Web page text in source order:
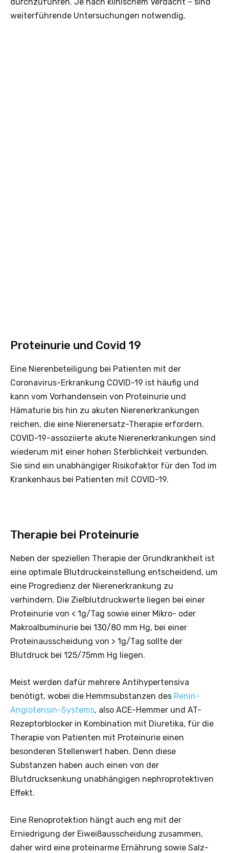
weiterführende Untersuchungen notwendig.
Proteinurie und Covid 19
Eine Nierenbeteiligung bei Patienten mit der
Coronavirus-Erkrankung COVID-19 ist häufig und
kann vom Vorhandensein von Proteinurie und
Hämaturie bis hin zu akuten Nierenerkrankungen
reichen, die eine Nierenersatz-Therapie erfordern.
COVID-19-assoziierte akute Nierenerkrankungen sind
wiederum mit einer hohen Sterblichkeit verbunden.
Sie sind ein unabhängiger Risikofaktor für den Tod im
Krankenhaus bei Patienten mit COVID-19.
Therapie bei Proteinurie
Neben der speziellen Therapie der Grundkrankheit ist
eine optimale Blutdruckeinstellung entscheidend, um
eine Progredienz der Nierenerkrankung zu
verhindern. Die Zielblutdruckwerte liegen bei einer
Proteinurie von < 1g/Tag sowie einer Mikro- oder
Makroalbuminurie bei 130/80 mm Hg, bei einer
Proteinausscheidung von > 1g/Tag sollte der
Blutdruck bei 125/75mm Hg liegen.
Meist werden dafür mehrere Antihypertensiva
benötigt, wobei die Hemmsubstanzen des Renin-
Angiotensin-Systems, also ACE-Hemmer und AT-
Rezeptorblocker in Kombination mit Diuretika, für die
Therapie von Patienten mit Proteinurie einen
besonderen Stellenwert haben. Denn diese
Substanzen haben auch einen von der
Blutdrucksenkung unabhängigen nephroprotektiven
Effekt.
Eine Renoprotektion hängt auch eng mit der
Erniedrigung der Eiweißausscheidung zusammen,
daher wird eine proteinarme Ernährung sowie Salz-